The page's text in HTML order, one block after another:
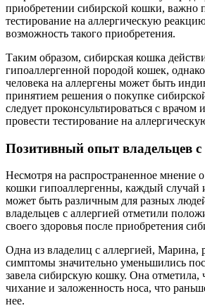
приобретении сибирской кошки, важно
тестирование на аллергическую
возможность такого приобретения.
Таким образом, сибирская кошка
гипоаллергенной породой кошек,
человека на аллергены может быть
принятием решения о покупке
следует проконсультироваться с врачом
провести тестирование на
Позитивный опыт владельцев с
Несмотря на распространенное мнение
кошки гипоаллергенны, каждый случай
может быть различным для разных
владельцев с аллергией отметили
своего здоровья после приобретения
Одна из владелиц с аллергией, Марина,
симптомы значительно уменьшились
завела сибирскую кошку. Она отметила,
чихание и заложенность носа, что
нее.